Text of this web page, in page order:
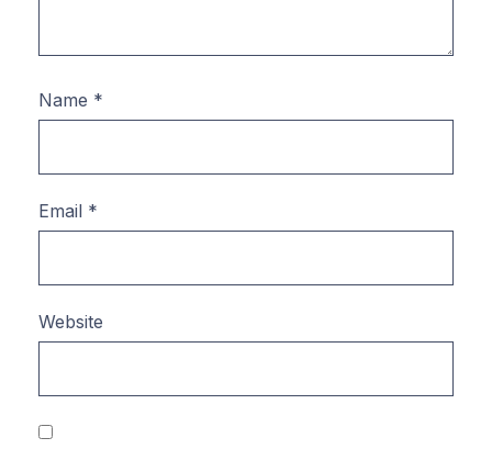
Name *
Email *
Website